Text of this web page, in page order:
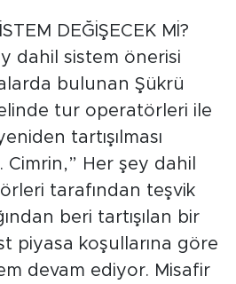
DEĞİŞECEK Mİ?
dahil sistem önerisi
bulunan Şükrü
tur operatörleri ile
tartışılması
Her şey dahil
tarafından teşvik
beri tartışılan bir
piyasa koşullarına göre
devam ediyor. Misafir